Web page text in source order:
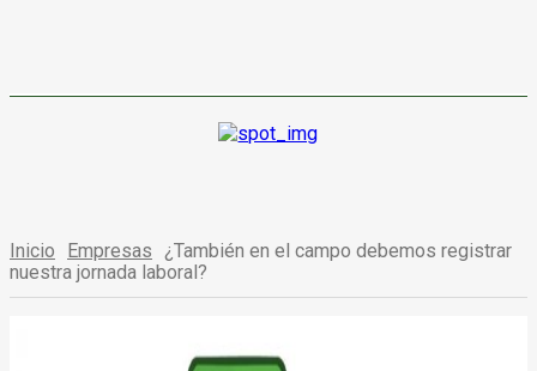
Inicio Empresas ¿También en el campo debemos registrar
nuestra jornada laboral?